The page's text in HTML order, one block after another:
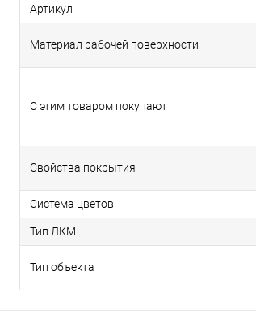
Артикул
Материал рабочей поверхности
С этим товаром покупают
Свойства покрытия
Система цветов
Тип ЛКМ
Тип объекта